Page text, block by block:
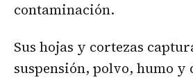
contaminación.
Sus hojas y cortezas
suspensión, polvo, humo y